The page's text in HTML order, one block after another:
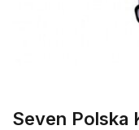
Seven Polska